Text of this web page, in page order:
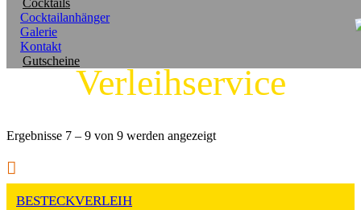
Cocktails
Cocktailanhänger
Galerie
Kontakt
Gutscheine
Verleihservice
Ergebnisse 7 – 9 von 9 werden angezeigt
BESTECKVERLEIH